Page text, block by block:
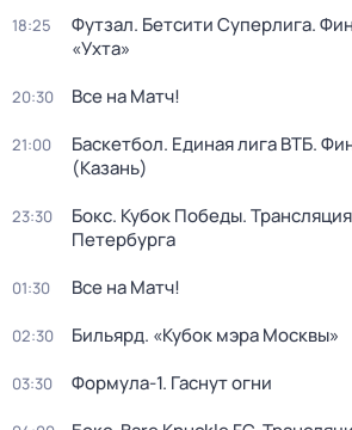
18:25
Футзал. Бетсити Суперлига.
«Ухта»
20:30 Все на Матч!
21:00
Баскетбол. Единая лига ВТБ.
(Казань)
23:30
Бокс. Кубок Победы.
Петербурга
01:30 Все на Матч!
02:30 Бильярд. «Кубок мэра Москвы»
03:30 Формула-1. Гаснут огни